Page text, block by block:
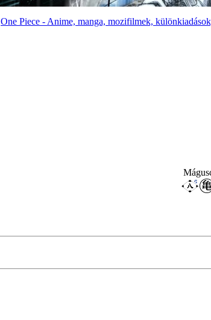
One Piece - Anime, manga, mozifilmek,